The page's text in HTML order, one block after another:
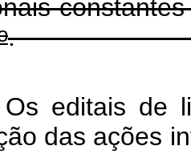
editais de
das ações